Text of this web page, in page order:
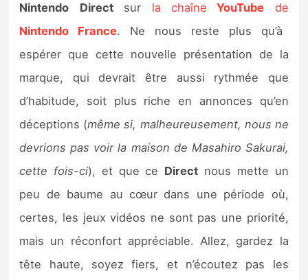
Nintendo
Directsur la chaîne YouTube de
Nintendo France. Ne nous reste plus qu’à
espérer que cette nouvelle présentation de la
marque, qui devrait être aussi rythmée que
d’habitude, soit plus riche en annonces qu’en
déceptions (même si, malheureusement, nous ne
devrions pas voir la maison de Masahiro Sakurai,
cette fois-ci), et que ce Direct nous mette un
peu de baume au cœur dans une période où,
certes, les jeux vidéos ne sont pas une priorité,
mais un réconfort appréciable. Allez, gardez la
tête haute, soyez fiers, et n’écoutez pas les